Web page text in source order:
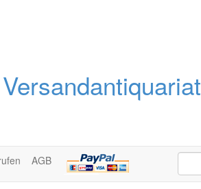
Versandantiquariat
AGB